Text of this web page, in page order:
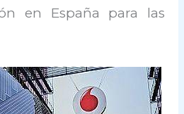
en España para las